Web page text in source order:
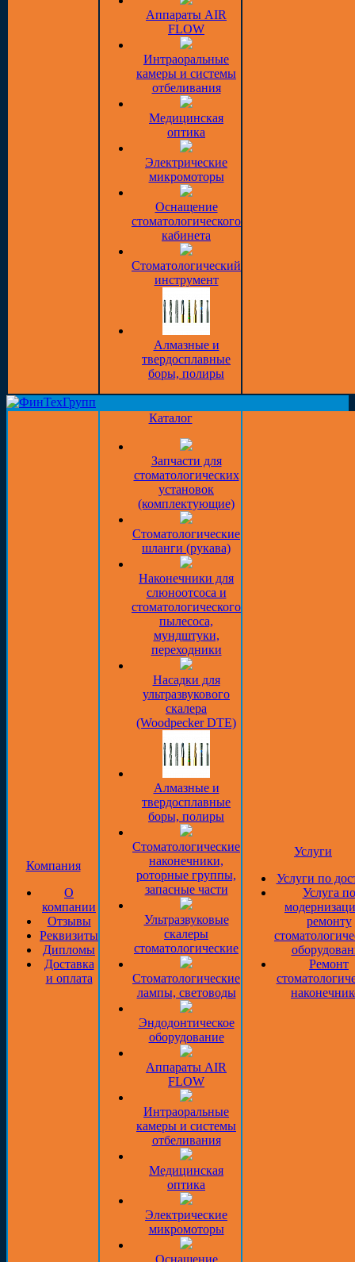
Аппараты AIR
FLOW
Интраоральные
камеры и системы
отбеливания
Медицинская
оптика
Электрические
микромоторы
Оснащение
стоматологического
кабинета
Стоматологический
инструмент
Алмазные и
твердосплавные
боры, полиры
Компания
О
компании
Отзывы
Реквизиты
Дипломы
Доставка
и оплата
Каталог
Запчасти для
стоматологических
установок
(комплектующие)
Стоматологические
шланги (рукава)
Наконечники для
слюноотсоса и
стоматологического
пылесоса,
мундштуки,
переходники
Насадки для
ультразвукового
скалера
(Woodpecker DTE)
Алмазные и
твердосплавные
боры, полиры
Стоматологические
наконечники,
роторные группы,
запасные части
Ультразвуковые
скалеры
стоматологические
Стоматологические
лампы, световоды
Эндодонтическое
оборудование
Аппараты AIR
FLOW
Интраоральные
камеры и системы
отбеливания
Медицинская
оптика
Электрические
микромоторы
Оснащение
Услуги
Услуги по
Услуга по
ремонту
Ремонт